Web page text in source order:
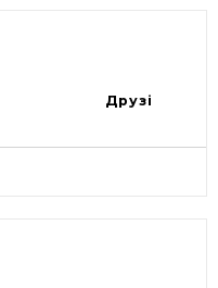
Друзі